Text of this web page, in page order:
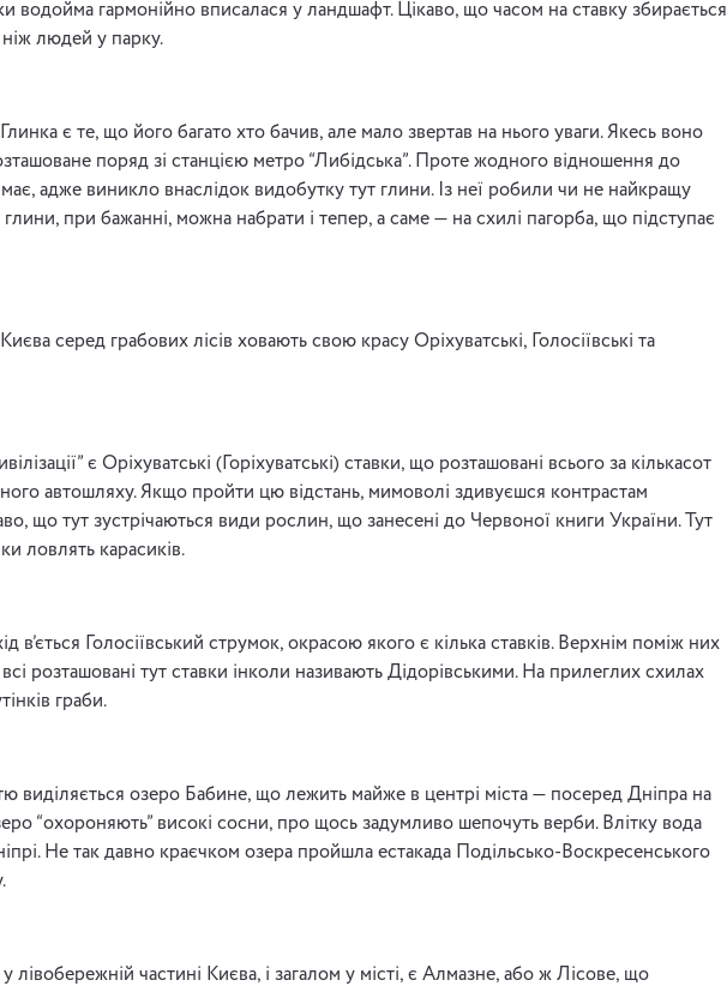
водойма гармонійно вписалася у ландшафт. Цікаво, що часом на ставку збирається
людей у парку.
є те, що його багато хто бачив, але мало звертав на нього уваги. Якесь воно
поряд зі станцією метро “Либідська”. Проте жодного відношення до
адже виникло внаслідок видобутку тут глини. Із неї робили чи не найкращу
глини, при бажанні, можна набрати і тепер, а саме — на схилі пагорба, що підступає
серед грабових лісів ховають свою красу Оріхуватські, Голосіївські та
є Оріхуватські (Горіхуватські) ставки, що розташовані всього за кількасот
автошляху. Якщо пройти цю відстань, мимоволі здивуєшся контрастам
що тут зустрічаються види рослин, що занесені до Червоної книги України. Тут
ловлять карасиків.
в’ється Голосіївський струмок, окрасою якого є кілька ставків. Верхнім поміж них
розташовані тут ставки інколи називають Дідорівськими. На прилеглих схилах
граби.
виділяється озеро Бабине, що лежить майже в центрі міста — посеред Дніпра на
“охороняють” високі сосни, про щось задумливо шепочуть верби. Влітку вода
Не так давно краєчком озера пройшла естакада Подільсько-Воскресенського
лівобережній частині Києва, і загалом у місті, є Алмазне, або ж Лісове, що